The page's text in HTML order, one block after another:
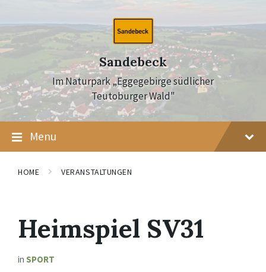
content
main
navigation
footer
Sandebeck
Im Naturpark „Eggegebirge südlicher
Teutoburger Wald"
Menu
HOME VERANSTALTUNGEN
Heimspiel SV31
in SPORT